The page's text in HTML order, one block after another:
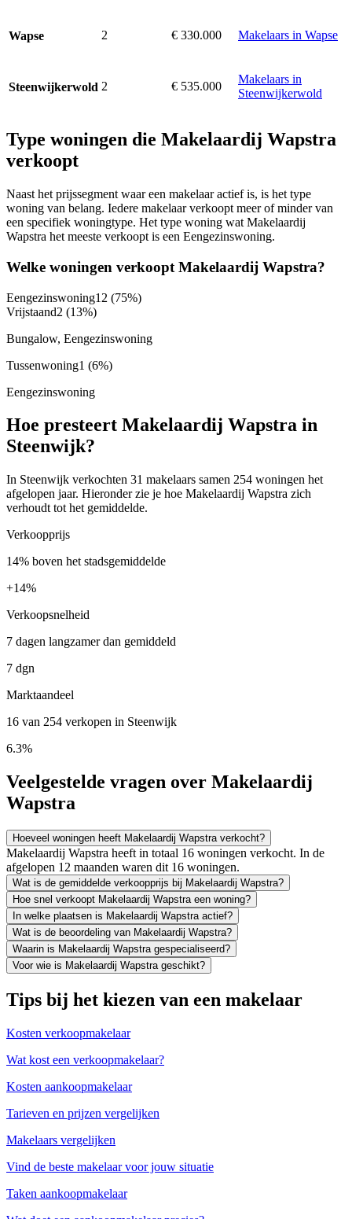
Wapse 2 € 330.000 Makelaars in Wapse
Steenwijkerwold 2 € 535.000
Makelaars in
Steenwijkerwold
Type woningen die Makelaardij Wapstra
verkoopt
Naast het prijssegment waar een makelaar actief is, is het type
woning van belang. Iedere makelaar verkoopt meer of minder van
een specifiek woningtype. Het type woning wat Makelaardij
Wapstra het meeste verkoopt is een Eengezinswoning.
Welke woningen verkoopt Makelaardij Wapstra?
Eengezinswoning12 (75%)
Vrijstaand2 (13%)
Bungalow, Eengezinswoning
Tussenwoning1 (6%)
Eengezinswoning
Hoe presteert Makelaardij Wapstra in
Steenwijk?
In Steenwijk verkochten 31 makelaars samen 254 woningen het
afgelopen jaar. Hieronder zie je hoe Makelaardij Wapstra zich
verhoudt tot het gemiddelde.
Verkoopprijs
14% boven het stadsgemiddelde
+14%
Verkoopsnelheid
7 dagen langzamer dan gemiddeld
7 dgn
Marktaandeel
16 van 254 verkopen in Steenwijk
6.3%
Veelgestelde vragen over Makelaardij
Wapstra
Hoeveel woningen heeft Makelaardij Wapstra verkocht?
Makelaardij Wapstra heeft in totaal 16 woningen verkocht. In de
afgelopen 12 maanden waren dit 16 woningen.
Wat is de gemiddelde verkoopprijs bij Makelaardij Wapstra?
Hoe snel verkoopt Makelaardij Wapstra een woning?
In welke plaatsen is Makelaardij Wapstra actief?
Wat is de beoordeling van Makelaardij Wapstra?
Waarin is Makelaardij Wapstra gespecialiseerd?
Voor wie is Makelaardij Wapstra geschikt?
Tips bij het kiezen van een makelaar
Kosten verkoopmakelaar
Wat kost een verkoopmakelaar?
Kosten aankoopmakelaar
Tarieven en prijzen vergelijken
Makelaars vergelijken
Vind de beste makelaar voor jouw situatie
Taken aankoopmakelaar